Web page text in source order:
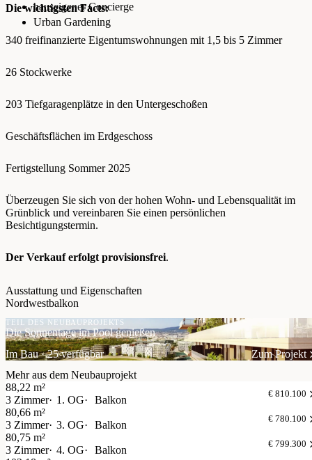
hauseigener Concierge
Urban Gardening
Die wichtigsten Facts:
340 freifinanzierte Eigentumswohnungen mit 1,5 bis 5 Zimmer
26 Stockwerke
203 Tiefgaragenplätze in den Untergeschoßen
Geschäftsflächen im Erdgeschoss
Fertigstellung Sommer 2025
Überzeugen Sie sich von der hohen Wohn- und Lebensqualität im
Grünblick und vereinbaren Sie einen persönlichen
Besichtigungstermin.
Der Verkauf erfolgt provisionsfrei.
Ausstattung und Eigenschaften
Nordwestbalkon
TEIL DES NEUBAUPROJEKTS
Die Sonnentage im Pool genießen
Im Bau · 25 verfügbar
Zum Projekt
Mehr aus dem Neubauprojekt
88,22 m²
3 Zimmer
1. OG Balkon
€ 810.100
80,66 m²
3 Zimmer
3. OG Balkon
€ 780.100
80,75 m²
3 Zimmer
4. OG Balkon
€ 799.300